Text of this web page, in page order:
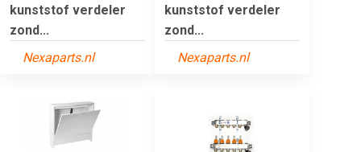
kunststof verdeler
zond...
Nexaparts.nl
kunststof verdeler
zond...
Nexaparts.nl